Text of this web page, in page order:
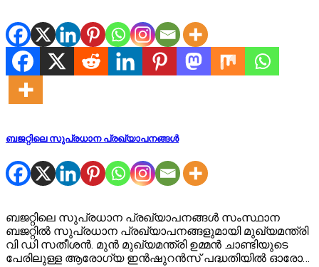
ബജറ്റിലെ സുപ്രധാന പ്രഖ്യാപനങ്ങള്‍
ബജറ്റിലെ സുപ്രധാന പ്രഖ്യാപനങ്ങള്‍ സംസ്ഥാന
ബജറ്റിൽ സുപ്രധാന പ്രഖ്യാപനങ്ങളുമായി മുഖ്യമന്ത്രി
വി ഡി സതീശൻ. മുൻ മുഖ്യമന്ത്രി ഉമ്മൻ ചാണ്ടിയുടെ
പേരിലുള്ള ആരോഗ്യ ഇൻഷുറൻസ് പദ്ധതിയിൽ ഓരോ…